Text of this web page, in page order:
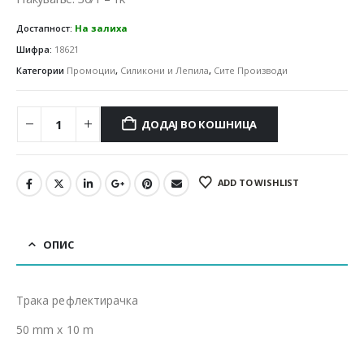
Достапност: На залиха
Шифра: 18621
Категории Промоции, Силикони и Лепила, Сите Производи
ДОДАЈ ВО КОШНИЦА
ADD TO WISHLIST
ОПИС
Трака рефлектирачка
50 mm x 10 m